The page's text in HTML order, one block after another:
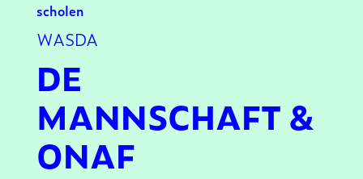
scholen
WASDA
DE
MANNSCHAFT &
ONAF